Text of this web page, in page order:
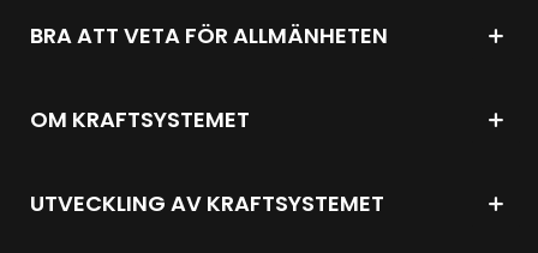
BRA ATT VETA FÖR ALLMÄNHETEN
OM KRAFTSYSTEMET
UTVECKLING AV KRAFTSYSTEMET